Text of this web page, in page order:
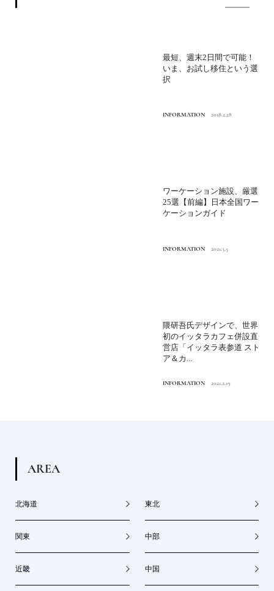
最短、週末2日間で可能！
いま、お試し移住という選
択
INFORMATION 2018.2.28
ワーケーション施設、厳選
25選【前編】日本全国ワー
ケーションガイド
INFORMATION 2021.3.5
隈研吾氏デザインで、世界
初のイッタラカフェ併設直
営店「イッタラ表参道 スト
ア＆カ...
INFORMATION 2021.2.19
AREA
北海道 東北
関東 中部
近畿 中国